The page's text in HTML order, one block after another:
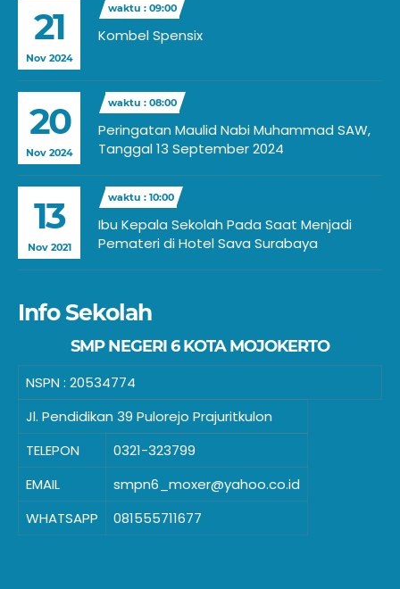
21
Nov 2024
waktu : 09:00
Kombel Spensix
20
Nov 2024
waktu : 08:00
Peringatan Maulid Nabi Muhammad SAW,
Tanggal 13 September 2024
13
Nov 2021
waktu : 10:00
Ibu Kepala Sekolah Pada Saat Menjadi
Pemateri di Hotel Sava Surabaya
Info Sekolah
SMP NEGERI 6 KOTA MOJOKERTO
NSPN : 20534774
Jl. Pendidikan 39 Pulorejo Prajuritkulon
TELEPON
0321-323799
EMAIL
smpn6_moxer@yahoo.co.id
WHATSAPP
081555711677